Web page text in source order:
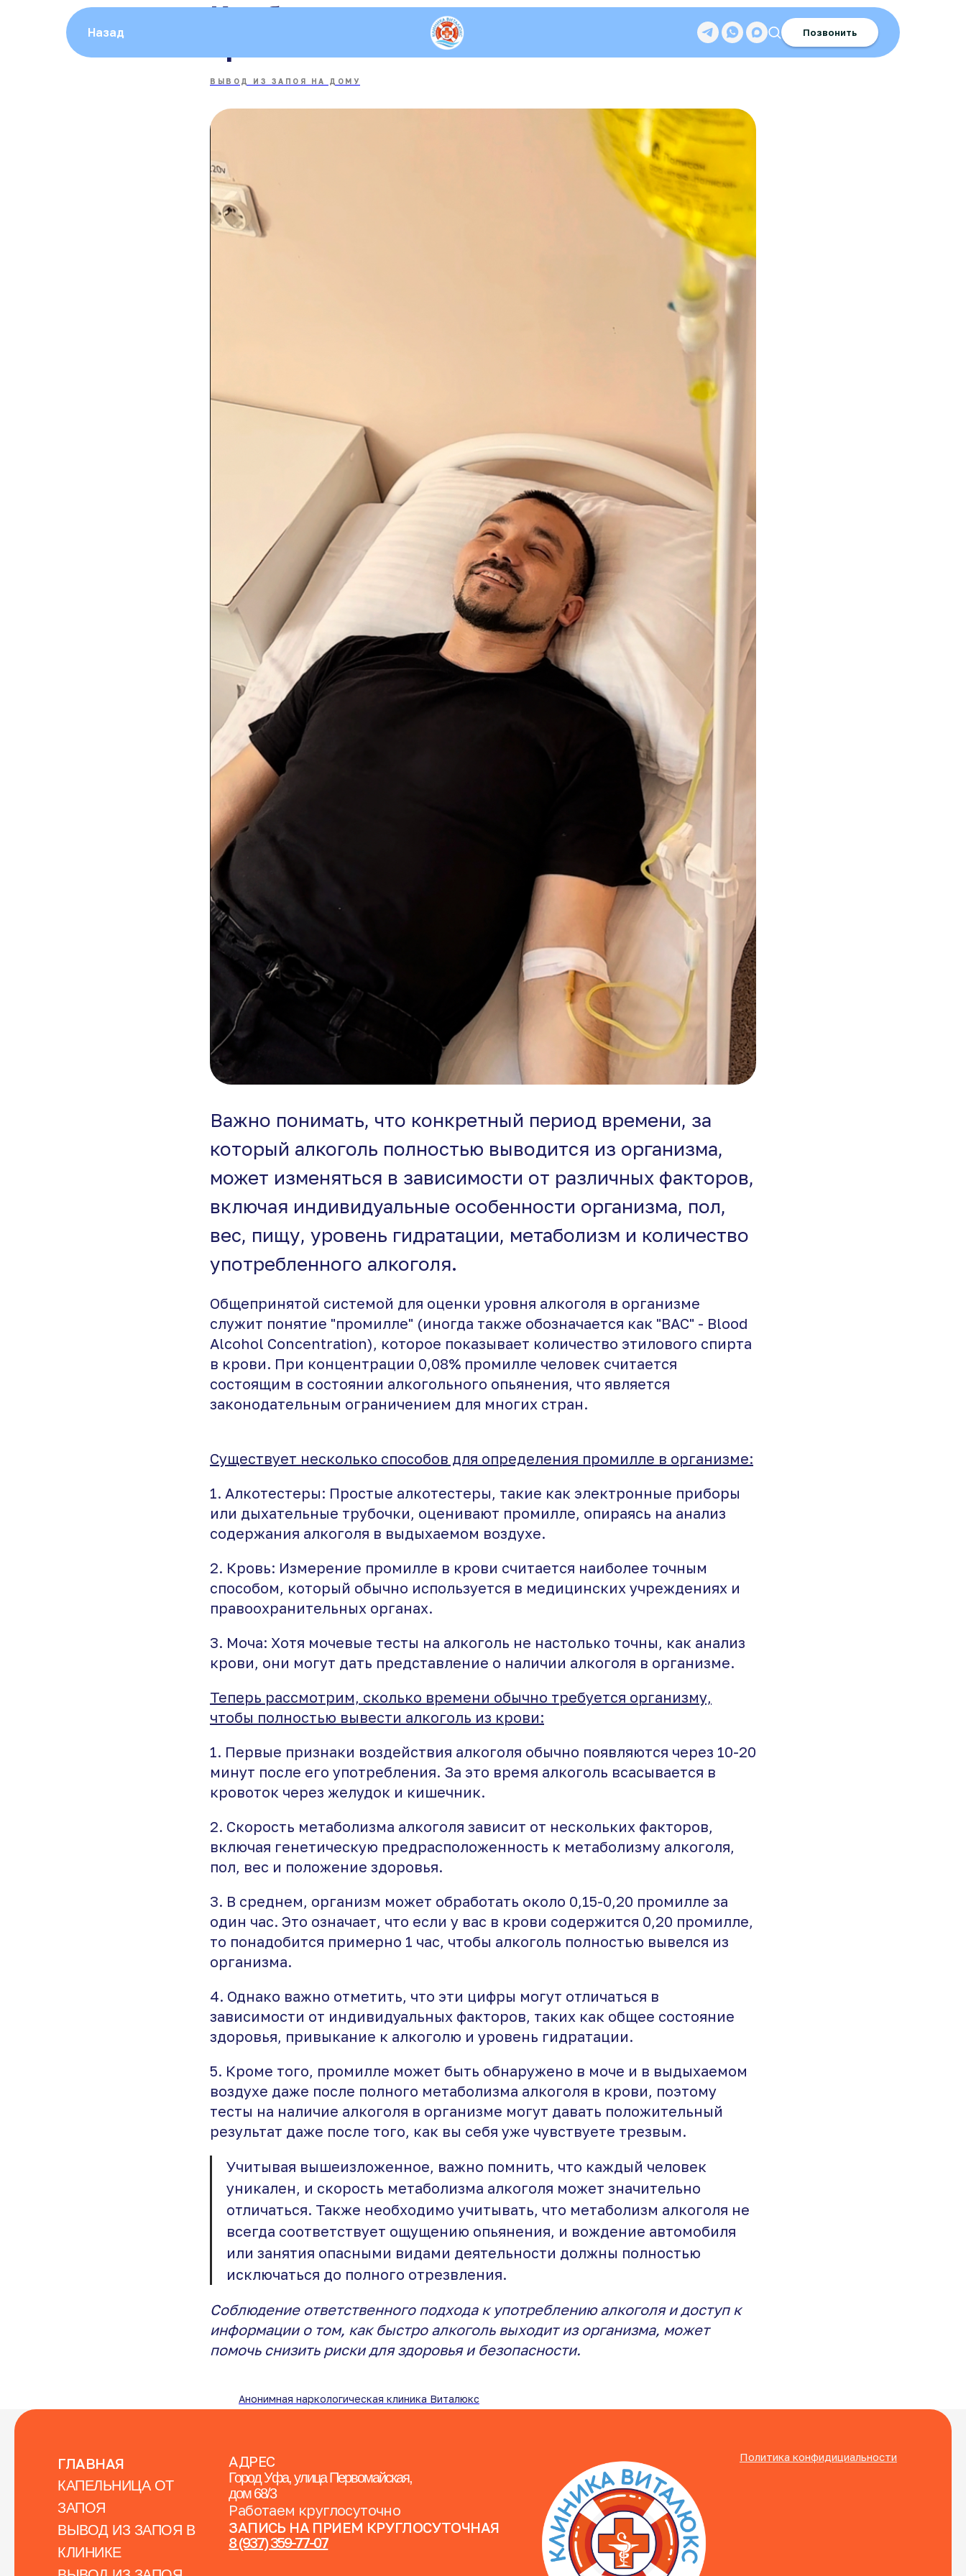
Назад Позвонить
Как быстро выходит алкоголь из
организма человека?
ВЫВОД ИЗ ЗАПОЯ НА ДОМУ
Важно понимать, что конкретный период времени, за
который алкоголь полностью выводится из организма,
может изменяться в зависимости от различных факторов,
включая индивидуальные особенности организма, пол,
вес, пищу, уровень гидратации, метаболизм и количество
употребленного алкоголя.
Общепринятой системой для оценки уровня алкоголя в организме
служит понятие "промилле" (иногда также обозначается как "BAC" - Blood
Alcohol Concentration), которое показывает количество этилового спирта
в крови. При концентрации 0,08% промилле человек считается
состоящим в состоянии алкогольного опьянения, что является
законодательным ограничением для многих стран.
Существует несколько способов для определения промилле в организме:
1. Алкотестеры: Простые алкотестеры, такие как электронные приборы
или дыхательные трубочки, оценивают промилле, опираясь на анализ
содержания алкоголя в выдыхаемом воздухе.
2. Кровь: Измерение промилле в крови считается наиболее точным
способом, который обычно используется в медицинских учреждениях и
правоохранительных органах.
3. Моча: Хотя мочевые тесты на алкоголь не настолько точны, как анализ
крови, они могут дать представление о наличии алкоголя в организме.
Теперь рассмотрим, сколько времени обычно требуется организму,
чтобы полностью вывести алкоголь из крови:
1. Первые признаки воздействия алкоголя обычно появляются через 10-20
минут после его употребления. За это время алкоголь всасывается в
кровоток через желудок и кишечник.
2. Скорость метаболизма алкоголя зависит от нескольких факторов,
включая генетическую предрасположенность к метаболизму алкоголя,
пол, вес и положение здоровья.
3. В среднем, организм может обработать около 0,15-0,20 промилле за
один час. Это означает, что если у вас в крови содержится 0,20 промилле,
то понадобится примерно 1 час, чтобы алкоголь полностью вывелся из
организма.
4. Однако важно отметить, что эти цифры могут отличаться в
зависимости от индивидуальных факторов, таких как общее состояние
здоровья, привыкание к алкоголю и уровень гидратации.
5. Кроме того, промилле может быть обнаружено в моче и в выдыхаемом
воздухе даже после полного метаболизма алкоголя в крови, поэтому
тесты на наличие алкоголя в организме могут давать положительный
результат даже после того, как вы себя уже чувствуете трезвым.
Учитывая вышеизложенное, важно помнить, что каждый человек
уникален, и скорость метаболизма алкоголя может значительно
отличаться. Также необходимо учитывать, что метаболизм алкоголя не
всегда соответствует ощущению опьянения, и вождение автомобиля
или занятия опасными видами деятельности должны полностью
исключаться до полного отрезвления.
Соблюдение ответственного подхода к употреблению алкоголя и доступ к
информации о том, как быстро алкоголь выходит из организма, может
помочь снизить риски для здоровья и безопасности.
Анонимная наркологическая клиника Виталюкс
ГЛАВНАЯ
КАПЕЛЬНИЦА ОТ
ЗАПОЯ
ВЫВОД ИЗ ЗАПОЯ В
КЛИНИКЕ
АДРЕС
Город Уфа, улица Первомайская,
дом 68/3
Работаем круглосуточно
ЗАПИСЬ НА ПРИЕМ КРУГЛОСУТОЧНАЯ
8 (937) 359-77-07
Политика конфидициальности